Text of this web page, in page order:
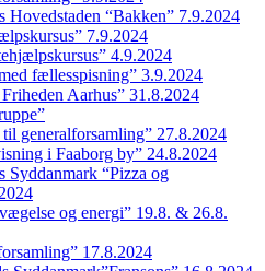
“Bakken” 7.9.2024
7.9.2024
4.9.2024
fællesspisning” 3.9.2024
Aarhus” 31.8.2024
generalforsamling” 27.8.2024
i Faaborg by” 24.8.2024
“Pizza og
og energi” 19.8. & 26.8.
17.8.2024